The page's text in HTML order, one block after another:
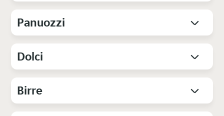
Panuozzi
Dolci
Birre